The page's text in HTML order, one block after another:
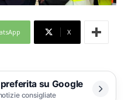
X
su Google
consigliate